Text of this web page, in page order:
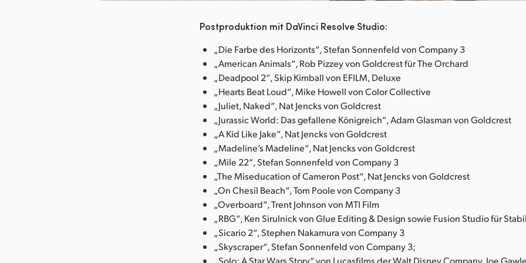
Postproduktion mit DaVinci Resolve Studio:
„Die Farbe des Horizonts“, Stefan Sonnenfeld von Company 3
„American Animals“, Rob Pizzey von Goldcrest für The Orchard
„Deadpool 2“, Skip Kimball von EFILM, Deluxe
„Hearts Beat Loud“, Mike Howell von Color Collective
„Juliet, Naked“, Nat Jencks von Goldcrest
„Jurassic World: Das gefallene Königreich“, Adam Glasman von Goldcrest
„A Kid Like Jake“, Nat Jencks von Goldcrest
„Madeline’s Madeline“, Nat Jencks von Goldcrest
„Mile 22“, Stefan Sonnenfeld von Company 3
„The Miseducation of Cameron Post“, Nat Jencks von Goldcrest
„On Chesil Beach“, Tom Poole von Company 3
„Overboard“, Trent Johnson von MTI Film
„RBG“, Ken Sirulnick von Glue Editing & Design sowie Fusion Studio für
„Sicario 2“, Stephen Nakamura von Company 3
„Skyscraper“, Stefan Sonnenfeld von Company 3;
„Solo: A Star Wars Story“ von Lucasfilms der Walt Disney Company, Joe